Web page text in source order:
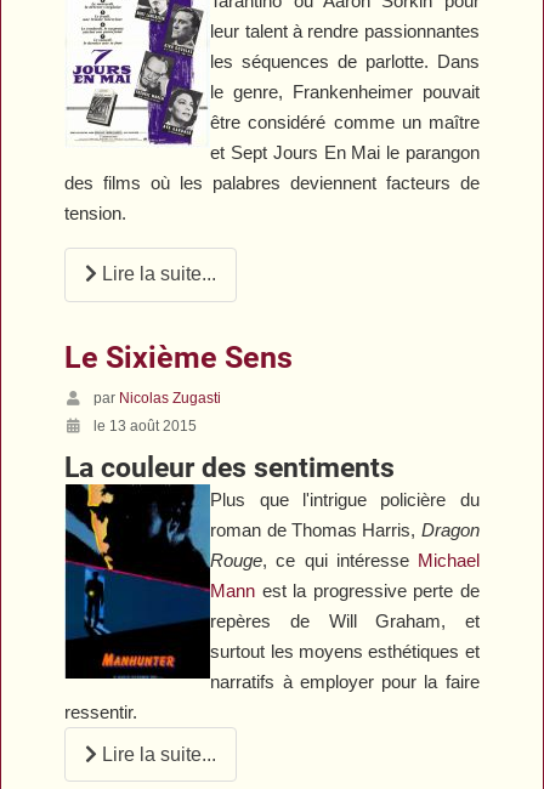
leur talent à rendre passionnantes
les séquences de parlotte. Dans
le genre, Frankenheimer pouvait
être considéré comme un maître
et Sept Jours En Mai le parangon
des films où les palabres deviennent facteurs de
tension.
Lire la suite...
Le Sixième Sens
par Nicolas Zugasti
le 13 août 2015
La couleur des sentiments
Plus que l'intrigue policière du
roman de Thomas Harris, Dragon
Rouge, ce qui intéresse Michael
Mann est la progressive perte de
repères de Will Graham, et
surtout les moyens esthétiques et
narratifs à employer pour la faire
ressentir.
Lire la suite...